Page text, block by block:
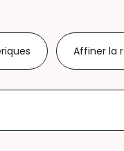
Affiner la